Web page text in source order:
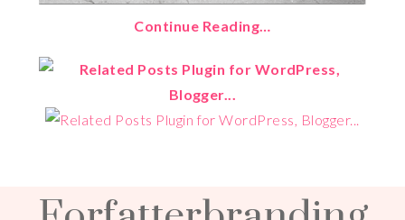
Continue Reading…